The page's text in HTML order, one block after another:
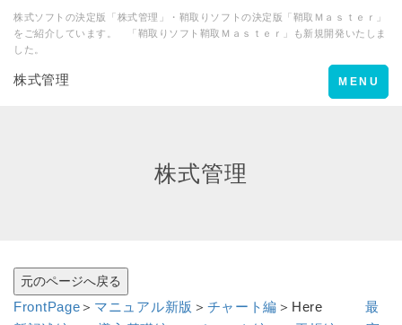
株式ソフトの決定版「株式管理」・鞘取りソフトの決定版「鞘取Ｍａｓｔｅｒ」
をご紹介しています。 「鞘取りソフト鞘取Ｍａｓｔｅｒ」も新規開発いたしま
した。
株式管理
Toggle
navigation
MENU
株式管理
FrontPage＞ マニュアル新版 ＞ チャート編 ＞Here 最